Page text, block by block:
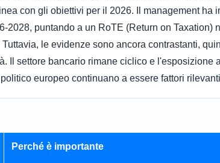
con gli obiettivi per il 2026. Il management ha
puntando a un RoTE (Return on Taxation)
le evidenze sono ancora contrastanti,
Il settore bancario rimane ciclico e l'esposizione
europeo continuano a essere fattori
Perché è importante